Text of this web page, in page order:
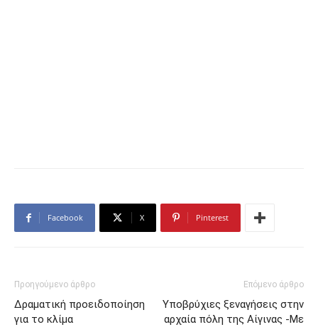
Facebook X Pinterest
Προηγούμενο άρθρο
Δραματική προειδοποίηση
για το κλίμα
Επόμενο άρθρο
Υποβρύχιες ξεναγήσεις στην
αρχαία πόλη της Αίγινας -Με